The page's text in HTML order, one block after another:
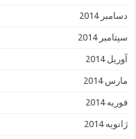
دسامبر 2014
سپتامبر 2014
آوریل 2014
مارس 2014
فوریه 2014
ژانویه 2014